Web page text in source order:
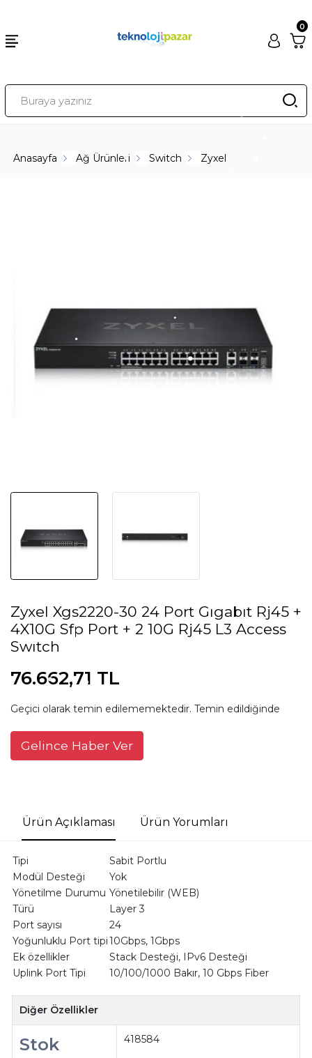
0
Anasayfa Ağ Ürünleri Switch Zyxel
Zyxel Xgs2220-30 24 Port Gıgabıt Rj45 +
4X10G Sfp Port + 2 10G Rj45 L3 Access
Swıtch
76.662,71 TL
Geçici olarak temin edilememektedir. Temin edildiğinde
Gelince Haber Ver
Ürün Açıklaması Ürün Yorumları
Tipi
Sabit Portlu
Modül Desteği
Yok
Yönetilme Durumu Yönetilebilir (WEB)
Türü
Layer 3
Port sayısı
24
Yoğunluklu Port tipi10Gbps, 1Gbps
Ek özellikler
Stack Desteği, IPv6 Desteği
Uplink Port Tipi
10/100/1000 Bakır, 10 Gbps Fiber
Diğer Özellikler
Stok
418584